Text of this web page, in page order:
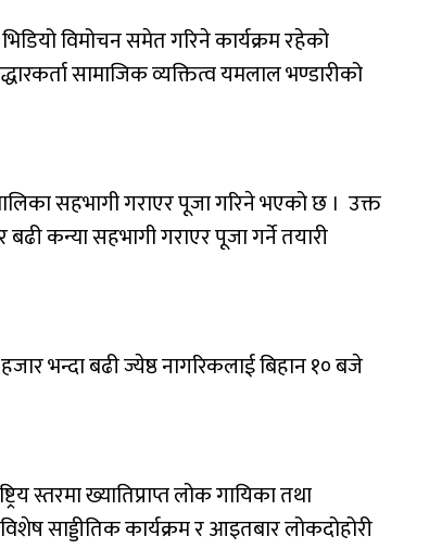
विमोचन समेत गरिने कार्यक्रम रहेको
सामाजिक व्यक्तित्व यमलाल भण्डारीको
सहभागी गराएर पूजा गरिने भएको छ । उक्त
कन्या सहभागी गराएर पूजा गर्ने तयारी
भन्दा बढी ज्येष्ठ नागरिकलाई बिहान १० बजे
स्तरमा ख्यातिप्राप्त लोक गायिका तथा
साड्डीतिक कार्यक्रम र आइतबार लोकदोहोरी